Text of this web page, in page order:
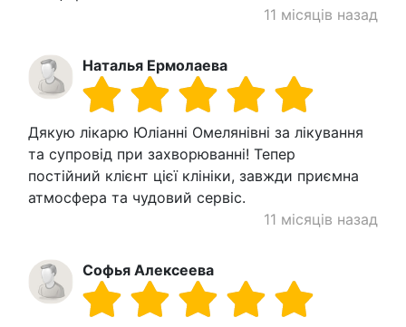
11 місяців назад
Наталья Ермолаева
Дякую лікарю Юліанні Омелянівні за лікування
та супровід при захворюванні! Тепер
постійний клієнт цієї клініки, завжди приємна
атмосфера та чудовий сервіс.
11 місяців назад
Софья Алексеева